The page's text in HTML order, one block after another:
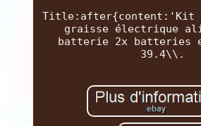
Title:after{content:'Kit
graisse électrique
batterie 2x batteries
39.4\\.